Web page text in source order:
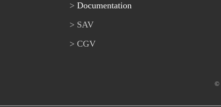
> Documentation
> SAV
> CGV
©